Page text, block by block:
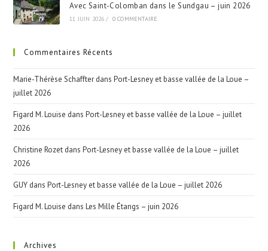
Avec Saint-Colomban dans le Sundgau – juin 2026
11 JUIN 2026 / 0 COMMENTAIRE
Commentaires Récents
Marie-Thérèse Schaffter dansPort-Lesney et basse vallée de la Loue –
juillet 2026
Figard M. Louise dansPort-Lesney et basse vallée de la Loue – juillet
2026
Christine Rozet dansPort-Lesney et basse vallée de la Loue – juillet
2026
GUY dansPort-Lesney et basse vallée de la Loue – juillet 2026
Figard M. Louise dansLes Mille Étangs – juin 2026
Archives